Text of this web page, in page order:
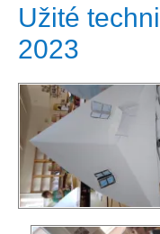
Užité
2023